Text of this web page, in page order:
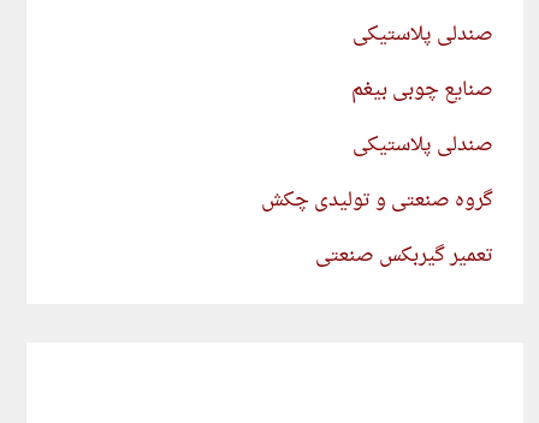
صندلی پلاستیکی
صنایع چوبی بیغم
صندلی پلاستیکی
گروه صنعتی و تولیدی چکش
تعمیر گیربکس صنعتی